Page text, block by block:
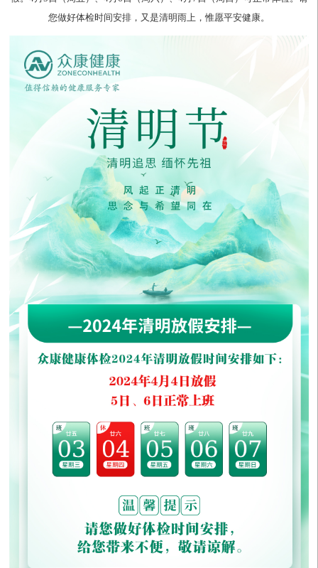
您做好体检时间安排，又是清明雨上，惟愿平安健康。